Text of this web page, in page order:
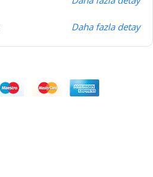
Daha fazla detay